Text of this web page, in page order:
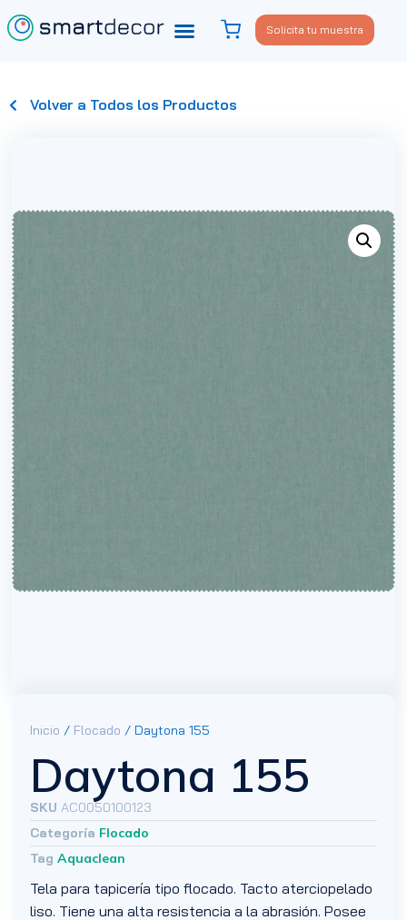
Solicita tu muestra
Volver a Todos los Productos
Inicio / Flocado / Daytona 155
Daytona 155
SKUAC0050100123
Categoría Flocado
Tag Aquaclean
Tela para tapicería tipo flocado. Tacto aterciopelado
liso. Tiene una alta resistencia a la abrasión. Posee